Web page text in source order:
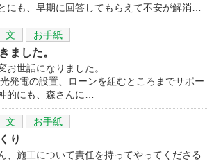
にも、早期に回答してもらえて不安が解消…
文 お手紙
ました。
お世話になりました。
発電の設置、ローンを組むところまでサポー
的にも、森さんに…
文 お手紙
り
、施工について責任を持ってやってくださる